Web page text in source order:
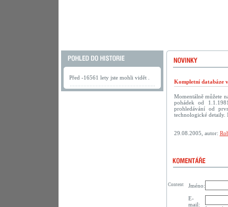
Před -16561 lety jste mohli vidět .
Kompletní databáze
Momentálně můžete
pohádek od
prohledávání od
technologické detaily.
29.08.2005, autor:
Jméno:
E-
mail:
Content